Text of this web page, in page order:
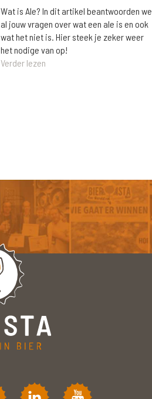
Wat is Ale? In dit artikel beantwoorden we
al jouw vragen over wat een ale is en ook
wat het niet is. Hier steek je zeker weer
het nodige van op!
Verder lezen